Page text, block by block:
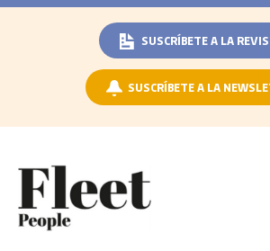
SUSCRÍBETE A LA
SUSCRÍBETE A LA